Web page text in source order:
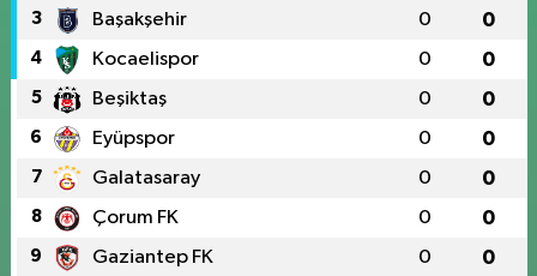
3 Başakşehir 0 0
4 Kocaelispor 0 0
5 Beşiktaş 0 0
6 Eyüpspor 0 0
7 Galatasaray 0 0
8 Çorum FK 0 0
9 Gaziantep FK 0 0